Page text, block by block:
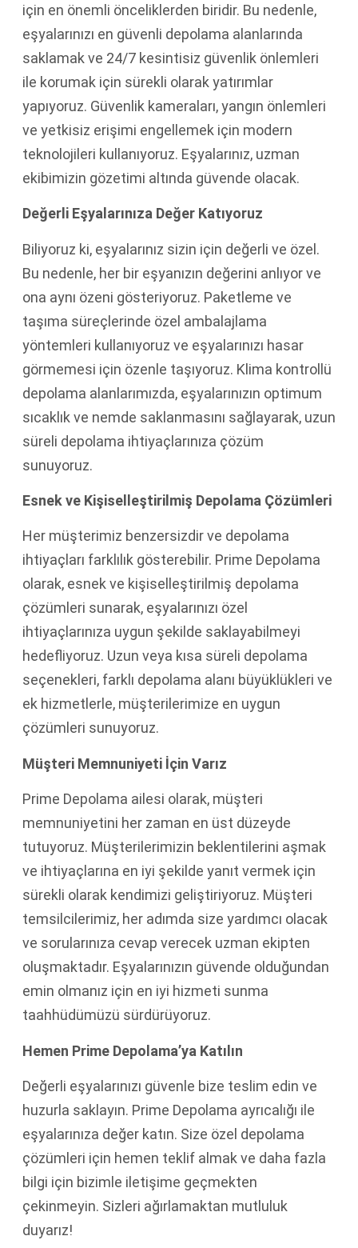
için en önemli önceliklerden biridir. Bu nedenle,
eşyalarınızı en güvenli depolama alanlarında
saklamak ve 24/7 kesintisiz güvenlik önlemleri
ile korumak için sürekli olarak yatırımlar
yapıyoruz. Güvenlik kameraları, yangın önlemleri
ve yetkisiz erişimi engellemek için modern
teknolojileri kullanıyoruz. Eşyalarınız, uzman
ekibimizin gözetimi altında güvende olacak.
Değerli Eşyalarınıza Değer Katıyoruz
Biliyoruz ki, eşyalarınız sizin için değerli ve özel.
Bu nedenle, her bir eşyanızın değerini anlıyor ve
ona aynı özeni gösteriyoruz. Paketleme ve
taşıma süreçlerinde özel ambalajlama
yöntemleri kullanıyoruz ve eşyalarınızı hasar
görmemesi için özenle taşıyoruz. Klima kontrollü
depolama alanlarımızda, eşyalarınızın optimum
sıcaklık ve nemde saklanmasını sağlayarak, uzun
süreli depolama ihtiyaçlarınıza çözüm
sunuyoruz.
Esnek ve Kişiselleştirilmiş Depolama Çözümleri
Her müşterimiz benzersizdir ve depolama
ihtiyaçları farklılık gösterebilir. Prime Depolama
olarak, esnek ve kişiselleştirilmiş depolama
çözümleri sunarak, eşyalarınızı özel
ihtiyaçlarınıza uygun şekilde saklayabilmeyi
hedefliyoruz. Uzun veya kısa süreli depolama
seçenekleri, farklı depolama alanı büyüklükleri ve
ek hizmetlerle, müşterilerimize en uygun
çözümleri sunuyoruz.
Müşteri Memnuniyeti İçin Varız
Prime Depolama ailesi olarak, müşteri
memnuniyetini her zaman en üst düzeyde
tutuyoruz. Müşterilerimizin beklentilerini aşmak
ve ihtiyaçlarına en iyi şekilde yanıt vermek için
sürekli olarak kendimizi geliştiriyoruz. Müşteri
temsilcilerimiz, her adımda size yardımcı olacak
ve sorularınıza cevap verecek uzman ekipten
oluşmaktadır. Eşyalarınızın güvende olduğundan
emin olmanız için en iyi hizmeti sunma
taahhüdümüzü sürdürüyoruz.
Hemen Prime Depolama’ya Katılın
Değerli eşyalarınızı güvenle bize teslim edin ve
huzurla saklayın. Prime Depolama ayrıcalığı ile
eşyalarınıza değer katın. Size özel depolama
çözümleri için hemen teklif almak ve daha fazla
bilgi için bizimle iletişime geçmekten
çekinmeyin. Sizleri ağırlamaktan mutluluk
duyarız!